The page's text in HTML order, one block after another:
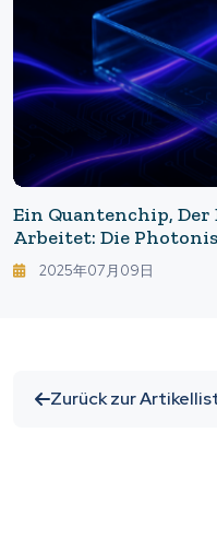
Ein Quantenchip,
Arbeitet: Die
Glas2025年07月09日
Zurück zur